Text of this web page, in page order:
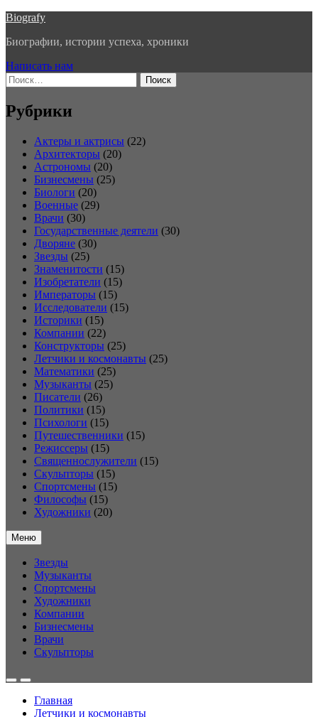
Перейти
содержимому
Biografy
Биографии, истории успеха, хроники
Написать нам
Найти:
Рубрики
Актеры и актрисы (22)
Архитекторы (20)
Астрономы (20)
Бизнесмены (25)
Биологи (20)
Военные (29)
Врачи (30)
Государственные деятели (30)
Дворяне (30)
Звезды (25)
Знаменитости (15)
Изобретатели (15)
Императоры (15)
Исследователи (15)
Историки (15)
Компании (22)
Конструкторы (25)
Летчики и космонавты (25)
Математики (25)
Музыканты (25)
Писатели (26)
Политики (15)
Психологи (15)
Путешественники (15)
Режиссеры (15)
Священнослужители (15)
Скульпторы (15)
Спортсмены (15)
Философы (15)
Художники (20)
Меню
Звезды
Музыканты
Спортсмены
Художники
Компании
Бизнесмены
Врачи
Скульпторы
Главная
Летчики и космонавты